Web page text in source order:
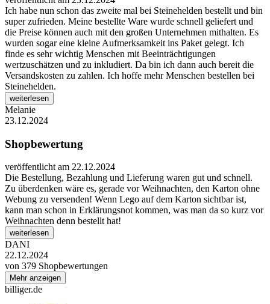
Ich habe nun schon das zweite mal bei Steinehelden bestellt und bin
super zufrieden. Meine bestellte Ware wurde schnell geliefert und
die Preise können auch mit den großen Unternehmen mithalten. Es
wurden sogar eine kleine Aufmerksamkeit ins Paket gelegt. Ich
finde es sehr wichtig Menschen mit Beeinträchtigungen
wertzuschätzen und zu inkludiert. Da bin ich dann auch bereit die
Versandskosten zu zahlen. Ich hoffe mehr Menschen bestellen bei
Steinehelden.
weiterlesen
Melanie
23.12.2024
Shopbewertung
veröffentlicht am 22.12.2024
Die Bestellung, Bezahlung und Lieferung waren gut und schnell.
Zu überdenken wäre es, gerade vor Weihnachten, den Karton ohne
Webung zu versenden! Wenn Lego auf dem Karton sichtbar ist,
kann man schon in Erklärungsnot kommen, was man da so kurz vor
Weihnachten denn bestellt hat!
weiterlesen
DANI
22.12.2024
von 379 Shopbewertungen
Mehr anzeigen
billiger.de